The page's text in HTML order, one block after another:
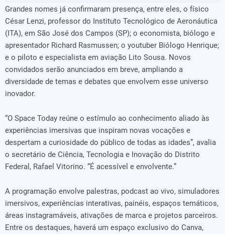
Grandes nomes já confirmaram presença, entre eles, o físico
César Lenzi, professor do Instituto Tecnológico de Aeronáutica
(ITA), em São José dos Campos (SP); o economista, biólogo e
apresentador Richard Rasmussen; o youtuber Biólogo Henrique;
e o piloto e especialista em aviação Lito Sousa. Novos
convidados serão anunciados em breve, ampliando a
diversidade de temas e debates que envolvem esse universo
inovador.
“O Space Today reúne o estímulo ao conhecimento aliado às
experiências imersivas que inspiram novas vocações e
despertam a curiosidade do público de todas as idades”, avalia
o secretário de Ciência, Tecnologia e Inovação do Distrito
Federal, Rafael Vitorino. “É acessível e envolvente.”
A programação envolve palestras, podcast ao vivo, simuladores
imersivos, experiências interativas, painéis, espaços temáticos,
áreas instagramáveis, ativações de marca e projetos parceiros.
Entre os destaques, haverá um espaço exclusivo do Canva,